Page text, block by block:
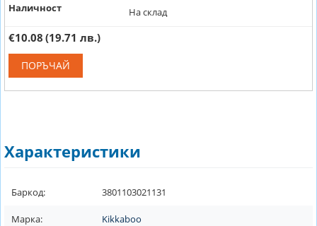
Наличност
На склад
€10.08 (19.71 лв.)
ПОРЪЧАЙ
Характеристики
Баркод: 3801103021131
Марка: Kikkaboo